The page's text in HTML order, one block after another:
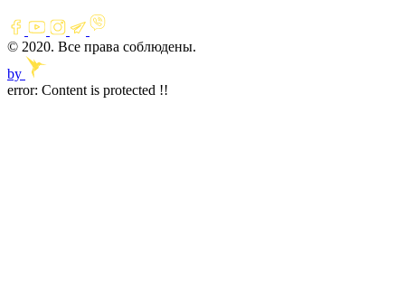
© 2020. Все права соблюдены.
by
error: Content is protected !!